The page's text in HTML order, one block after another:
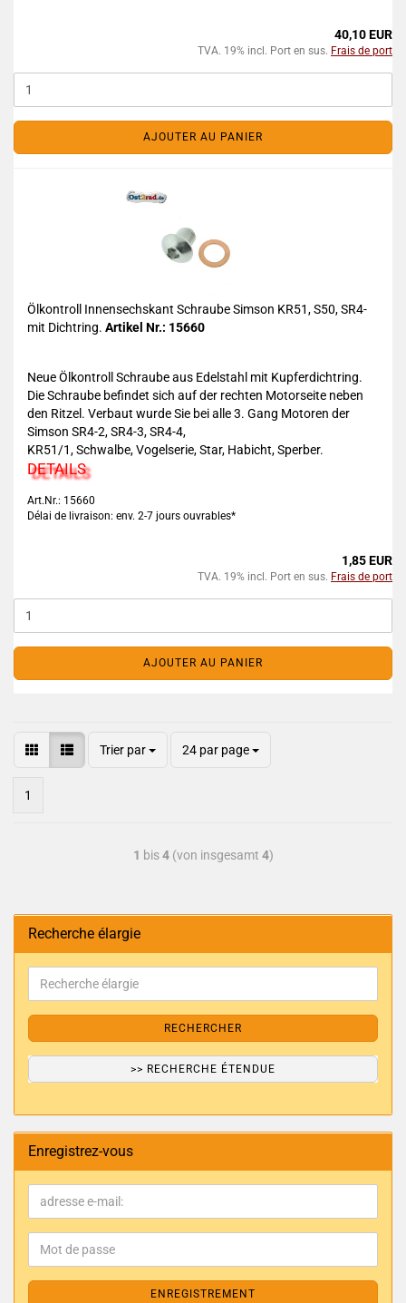
40,10 EUR
TVA. 19% incl. Port en sus. Frais de port
AJOUTER AU PANIER
Ölkontroll Innensechskant Schraube Simson KR51, S50, SR4-
mit Dichtring. Artikel Nr.: 15660
Neue Ölkontroll Schraube aus Edelstahl mit Kupferdichtring.
Die Schraube befindet sich auf der rechten Motorseite neben
den Ritzel. Verbaut wurde Sie bei alle 3. Gang Motoren der
Simson SR4-2, SR4-3, SR4-4,
KR51/1, Schwalbe, Vogelserie, Star, Habicht, Sperber.
DETAILS
Art.Nr.: 15660
Délai de livraison: env. 2-7 jours ouvrables*
1,85 EUR
TVA. 19% incl. Port en sus. Frais de port
AJOUTER AU PANIER
Trier par 24 par page
1
1 bis4(von insgesamt 4)
Recherche élargie
RECHERCHER
>> RECHERCHE ÉTENDUE
Enregistrez-vous
ENREGISTREMENT